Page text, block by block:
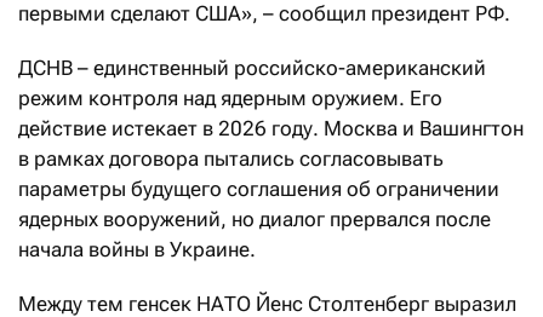
первыми сделают США», – сообщил президент РФ.
ДСНВ – единственный российско-американский
режим контроля над ядерным оружием. Его
действие истекает в 2026 году. Москва и Вашингтон
в рамках договора пытались согласовывать
параметры будущего соглашения об ограничении
ядерных вооружений, но диалог прервался после
начала войны в Украине.
Между тем генсек НАТО Йенс Столтенберг выразил